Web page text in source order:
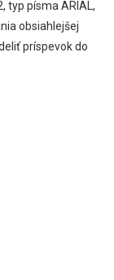
typ písma ARIAL,
obsiahlejšej
príspevok do